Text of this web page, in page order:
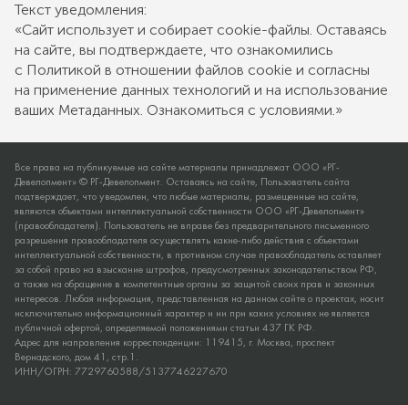
Текст уведомления:
«Сайт использует и собирает cookie-файлы. Оставаясь
на сайте, вы подтверждаете, что ознакомились
с Политикой в отношении файлов cookie и согласны
на применение данных технологий и на использование
ваших Метаданных. Ознакомиться с условиями.»
Все права на публикуемые на сайте материалы принадлежат ООО «РГ-
Девелопмент» © РГ-Девелопмент. Оставаясь на сайте, Пользователь сайта
подтверждает, что уведомлен, что любые материалы, размещенные на сайте,
являются объектами интеллектуальной собственности ООО «РГ-Девелопмент»
(правообладателя). Пользователь не вправе без предварительного письменного
разрешения правообладателя осуществлять какие-либо действия с объектами
интеллектуальной собственности, в противном случае правообладатель оставляет
за собой право на взыскание штрафов, предусмотренных законодательством РФ,
а также на обращение в компетентные органы за защитой своих прав и законных
интересов. Любая информация, представленная на данном сайте о проектах, носит
исключительно информационный характер и ни при каких условиях не является
публичной офертой, определяемой положениями статьи 437 ГК РФ.
Адрес для направления корреспонденции: 119415, г. Москва, проспект
Вернадского, дом 41, стр.1.
ИНН/ОГРН: 7729760588/5137746227670